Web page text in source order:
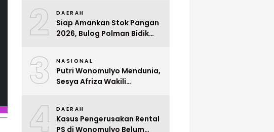
2 DAERAH
Siap Amankan Stok Pangan
2026, Bulog Polman Bidik
3 NASIONAL
Putri Wonomulyo Mendunia,
Sesya Afriza Wakili
4 DAERAH
Kasus Pengerusakan Rental
PS di Wonomulyo Belum